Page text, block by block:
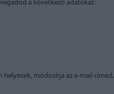
a következő adatokat:
módosítja az e-mail címed.